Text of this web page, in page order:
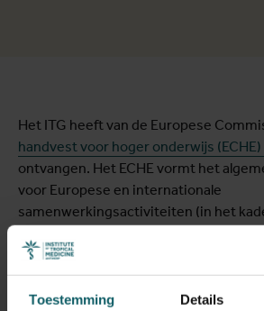
Toestemming Details
Het ITG heeft van de Europese
handvest voor hoger onderwijs
ontvangen. Het ECHE vormt het
voor Europese en internationale
samenwerkingsactiviteiten (in het
Het ECHE werd toegekend op grond
beleidsverklaring
en het statuut van